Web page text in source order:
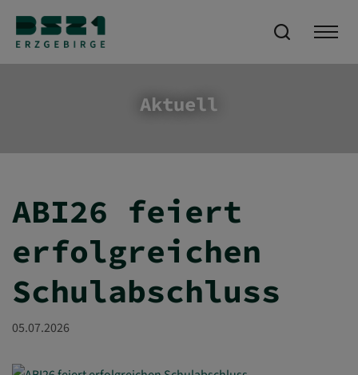
Aktuell
ABI26 feiert
erfolgreichen
Schulabschluss
05.07.2026